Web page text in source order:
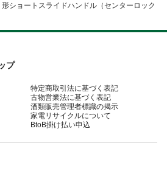
形ショートスライドハンドル（センターロック
プ
特定商取引法に基づく表記
古物営業法に基づく表記
酒類販売管理者標識の掲示
家電リサイクルについて
BtoB掛け払い申込